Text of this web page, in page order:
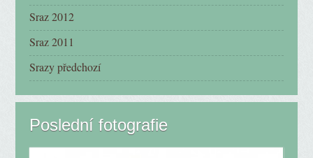
Sraz 2012
Sraz 2011
Srazy předchozí
Poslední fotografie